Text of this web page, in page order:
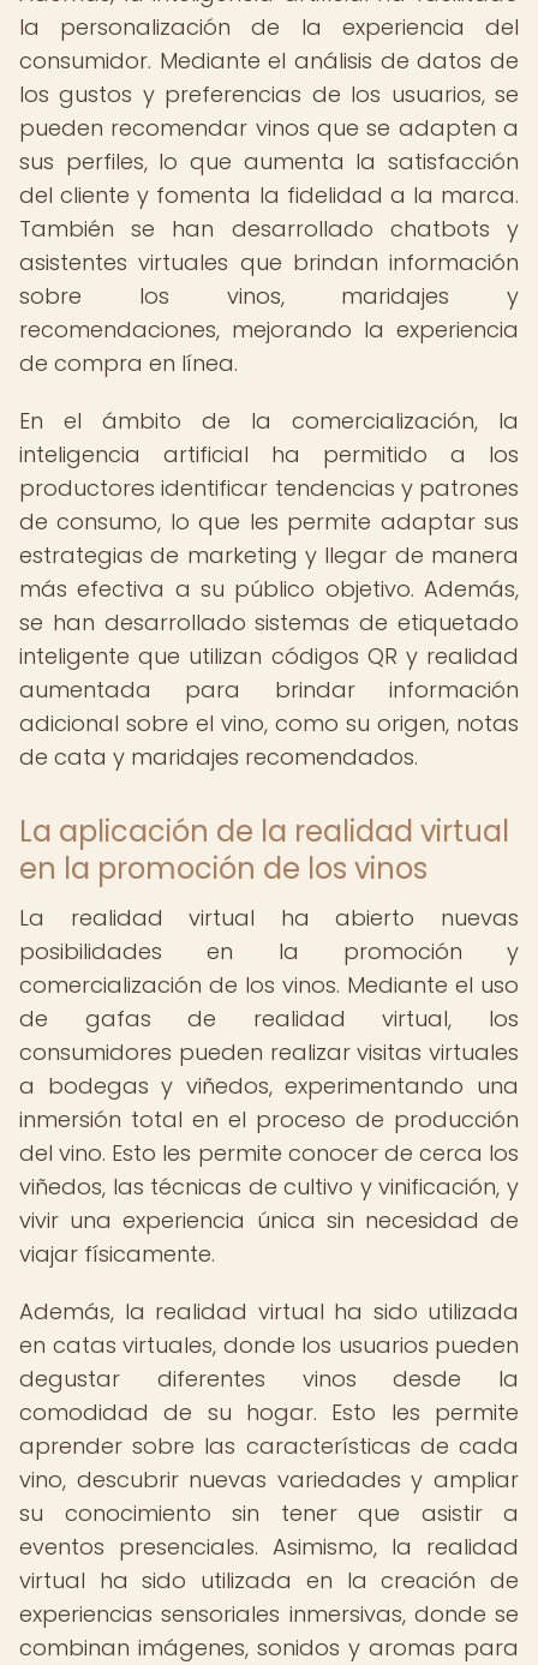
la personalización de la experiencia del
consumidor. Mediante el análisis de datos de
los gustos y preferencias de los usuarios, se
pueden recomendar vinos que se adapten a
sus perfiles, lo que aumenta la satisfacción
del cliente y fomenta la fidelidad a la marca.
También se han desarrollado chatbots y
asistentes virtuales que brindan información
sobre los vinos, maridajes y
recomendaciones, mejorando la experiencia
de compra en línea.
En el ámbito de la comercialización, la
inteligencia artificial ha permitido a los
productores identificar tendencias y patrones
de consumo, lo que les permite adaptar sus
estrategias de marketing y llegar de manera
más efectiva a su público objetivo. Además,
se han desarrollado sistemas de etiquetado
inteligente que utilizan códigos QR y realidad
aumentada para brindar información
adicional sobre el vino, como su origen, notas
de cata y maridajes recomendados.
La aplicación de la realidad virtual
en la promoción de los vinos
La realidad virtual ha abierto nuevas
posibilidades en la promoción y
comercialización de los vinos. Mediante el uso
de gafas de realidad virtual, los
consumidores pueden realizar visitas virtuales
a bodegas y viñedos, experimentando una
inmersión total en el proceso de producción
del vino. Esto les permite conocer de cerca los
viñedos, las técnicas de cultivo y vinificación, y
vivir una experiencia única sin necesidad de
viajar físicamente.
Además, la realidad virtual ha sido utilizada
en catas virtuales, donde los usuarios pueden
degustar diferentes vinos desde la
comodidad de su hogar. Esto les permite
aprender sobre las características de cada
vino, descubrir nuevas variedades y ampliar
su conocimiento sin tener que asistir a
eventos presenciales. Asimismo, la realidad
virtual ha sido utilizada en la creación de
experiencias sensoriales inmersivas, donde se
combinan imágenes, sonidos y aromas para